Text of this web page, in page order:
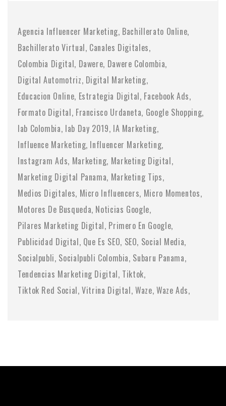
Agencia Influencer Marketing Bachillerato Online
Bachillerato Virtual Canales Digitales
Colombia Digital Dawere Dawere Colombia
Digital Automotriz Digital Marketing
Educacion Online Estrategia Digital Facebook Ads
Formato Digital Francisco Urdaneta Google Shopping
Iab Colombia Iab Day 2019 IA Marketing
Influence Marketing Influencer Marketing
Instagram Ads Marketing Marketing Digital
Marketing Digital Panama Marketing Tips
Medios Digitales Micro Influencers Micro Momentos
Motores De Busqueda Noticias Google
Pilares Marketing Digital Primero En Google
Publicidad Digital Que Es SEO SEO Social Media
Socialpubli Socialpubli Colombia Subaru Panama
Tendencias Marketing Digital Tiktok
Tiktok Red Social Vitrina Digital Waze Waze Ads